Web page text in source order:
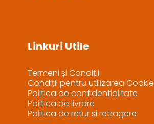
Linkuri Utile
Termeni și Condiții
Condiții pentru utilizarea Cookie
Politica de confidentialitate
Politica de livrare
Politica de retur si retragere